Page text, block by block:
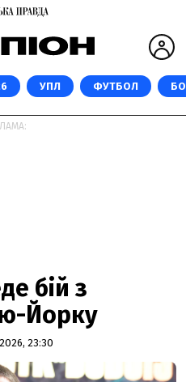
УПЛ ФУТБОЛ
бій з
Йорку
23:30